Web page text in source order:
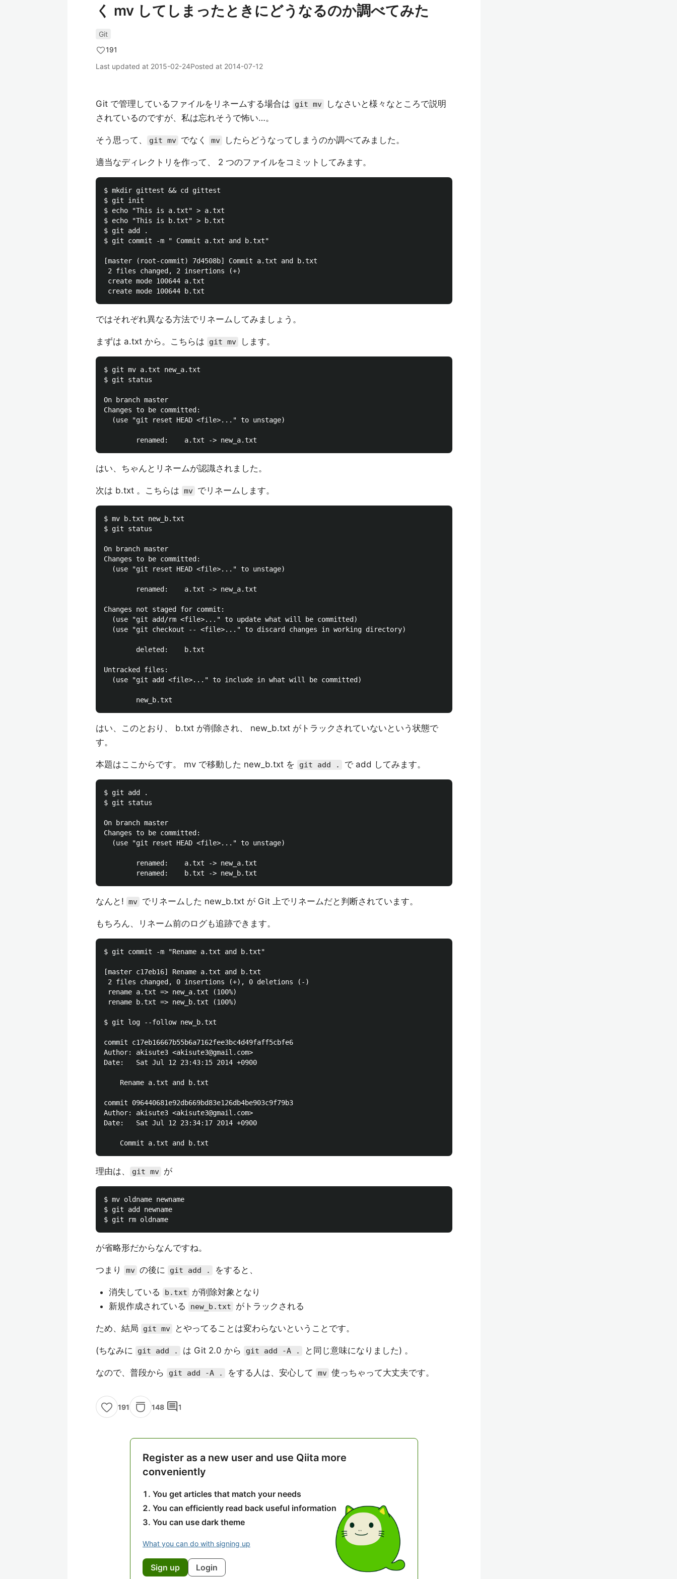
く mv してしまったときにどうなるのか調べてみた
Git
191
Last updated at 2015-02-24Posted at 2014-07-12
Git で管理しているファイルをリネームする場合は git mv
しなさいと様々なところで説明
されているのですが、私は忘れそうで怖い…。
そう思って、 git mv でなく mv したらどうなってしまうのか調べてみました。
適当なディレクトリを作って、 2 つのファイルをコミットしてみます。
$ mkdir gittest && cd gittest
$ git init
$ echo "This is a.txt" > a.txt
$ echo "This is b.txt" > b.txt
$ git add .
$ git commit -m " Commit a.txt and b.txt"
[master (root-commit) 7d4508b] Commit a.txt and b.txt
2 files changed, 2 insertions (+)
create mode 100644 a.txt
ではそれぞれ異なる方法でリネームしてみましょう。
まずは a.txt から。こちらは git mv します。
$ git mv a.txt new_a.txt
$ git status
On branch master
Changes to be committed:
  (use "git reset HEAD <file>..." to unstage)
はい、ちゃんとリネームが認識されました。
次は b.txt 。こちらは mv でリネームします。
$ mv b.txt new_b.txt
$ git status
On branch master
Changes to be committed:
  (use "git reset HEAD <file>..." to unstage)
        renamed:    a.txt -> new_a.txt
Changes not staged for commit:
  (use "git add/rm <file>..." to update what will be committed)
  (use "git checkout -- <file>..." to discard changes in working directory)
        deleted:    b.txt
Untracked files:
  (use "git add <file>..." to include in what will be committed)
はい、このとおり、 b.txt が削除され、 new_b.txt がトラックされていないという状態で
す。
本題はここからです。 mv で移動した new_b.txt を git add . で add してみます。
$ git add .
$ git status
On branch master
Changes to be committed:
  (use "git reset HEAD <file>..." to unstage)
        renamed:    a.txt -> new_a.txt
なんと! mv でリネームした new_b.txt が Git 上でリネームだと判断されています。
もちろん、リネーム前のログも追跡できます。
$ git commit -m "Rename a.txt and b.txt"
[master c17eb16] Rename a.txt and b.txt
2 files changed, 0 insertions (+), 0 deletions (-)
rename a.txt => new_a.txt (100%)
rename b.txt => new_b.txt (100%)
$ git log --follow new_b.txt
commit c17eb16667b55b6a7162fee3bc4d49faff5cbfe6
Author: akisute3 <akisute3@gmail.com>
Date:   Sat Jul 12 23:43:15 2014 +0900
    Rename a.txt and b.txt
commit 096440681e92db669bd83e126db4be903c9f79b3
Author: akisute3 <akisute3@gmail.com>
Date:   Sat Jul 12 23:34:17 2014 +0900
理由は、 git mv が
$ mv oldname newname
$ git add newname
が省略形だからなんですね。
つまり mv の後に git add . をすると、
消失している b.txt
が削除対象となり
新規作成されている
new_b.txt がトラックされる
ため、結局 git mv とやってることは変わらないということです。
(ちなみに git add . は Git 2.0 から git add -A . と同じ意味になりました) 。
なので、普段から git add -A . をする人は、安心して mv 使っちゃって大丈夫です。
191 148 comment1
Register as a new user and use Qiita more
conveniently
You get articles that match your needs
You can efficiently read back useful information
You can use dark theme
What you can do with signing up
Sign up Login